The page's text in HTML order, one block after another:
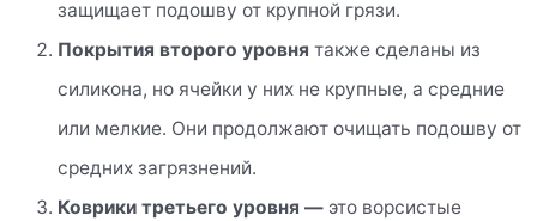
защищает подошву от крупной грязи.
Покрытия второго уровня также сделаны из
силикона, но ячейки у них не крупные, а средние
или мелкие. Они продолжают очищать подошву от
средних загрязнений.
Коврики третьего уровня — это ворсистые